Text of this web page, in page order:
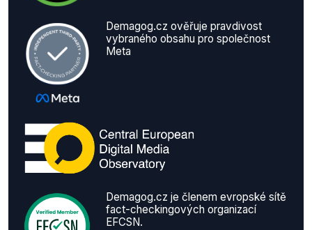
Demagog.cz ověřuje pravdivost
vybraného obsahu pro společnost
Meta
Demagog.cz je členem evropské sítě
fact-checkingových organizací
EFCSN.